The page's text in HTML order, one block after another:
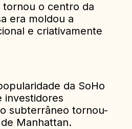
tornou o centro da
era moldou a
e criativamente
da SoHo
investidores
subterrâneo tornou-
Manhattan.